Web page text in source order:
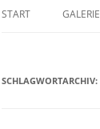
START GALERIE
SCHLAGWORTARCHIV: